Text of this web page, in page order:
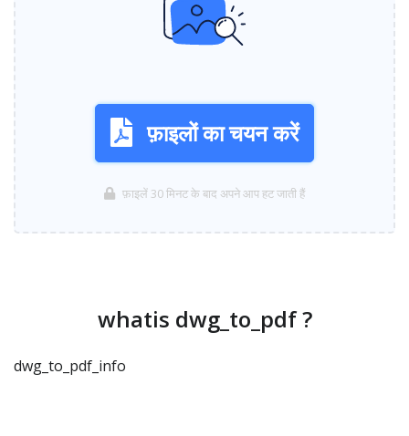
फ़ाइलों का चयन करें
फ़ाइलें 30 मिनट के बाद अपने आप हट जाती हैं
whatis dwg_to_pdf ?
dwg_to_pdf_info